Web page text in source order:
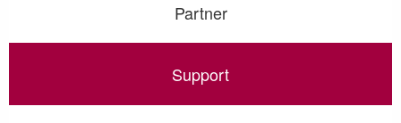
Partner
Support